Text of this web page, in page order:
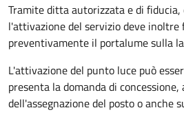
Tramite ditta autorizzata e di
l'attivazione del servizio deve
preventivamente il portalume sulla
L'attivazione del punto luce può
presenta la domanda di
dell'assegnazione del posto o anche